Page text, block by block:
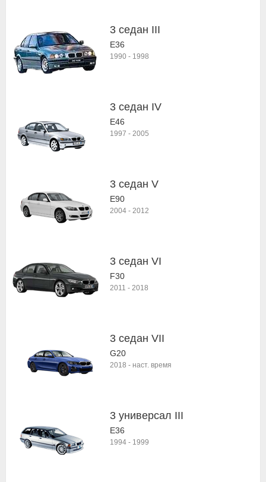
3 седан III
E36
1990 - 1998
3 седан IV
E46
1997 - 2005
3 седан V
E90
2004 - 2012
3 седан VI
F30
2011 - 2018
3 седан VII
G20
2018 - наст. время
3 универсал III
E36
1994 - 1999